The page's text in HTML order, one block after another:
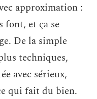
approximation :
font, et ça se
De la simple
techniques,
avec sérieux,
qui fait du bien.